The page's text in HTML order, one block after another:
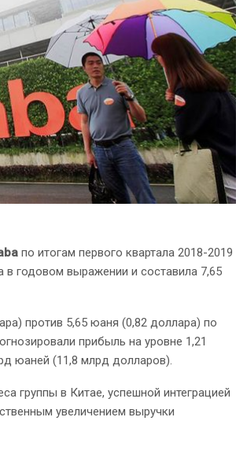
по итогам первого квартала 2018-2019
годовом выражении и составила 7,65
против 5,65 юаня (0,82 доллара) по
прибыль на уровне 1,21
юаней (11,8 млрд долларов).
группы в Китае, успешной интеграцией
увеличением выручки